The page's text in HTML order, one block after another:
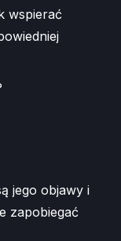
wspierać
jego objawy i
zapobiegać